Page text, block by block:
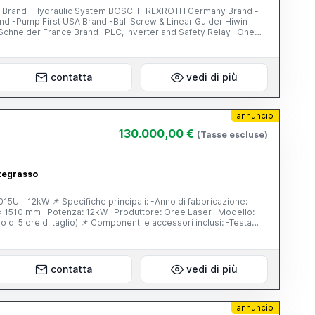
-Hydraulic System BOSCH -REXROTH Germany Brand -
-Pump First USA Brand -Ball Screw & Linear Guider Hiwin
France Brand -PLC, Inverter and Safety Relay -One
lineari: Hiwin -Impianto elettrico: Schneider Electric (Francia)
set di punzone e matrice standard
contatta vedi di più
annuncio
130.000,00 € (Tasse escluse)
-Anno di fabbricazione:
e accessori inclusi: -Testa
d’aria -Sistema di esaustione (tubi di esaustione) 📌
contatta vedi di più
annuncio